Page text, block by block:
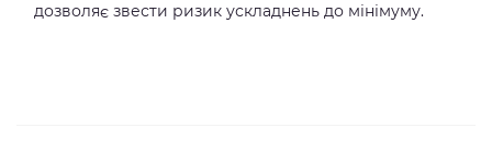
дозволяє звести ризик ускладнень до мінімуму.